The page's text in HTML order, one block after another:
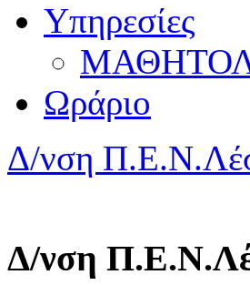
Υπηρεσίες
Ωράριο
Δ/νση
Δ/νση